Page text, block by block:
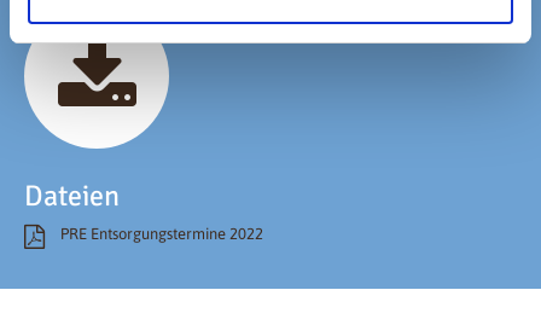
Dateien
PRE Entsorgungstermine 2022